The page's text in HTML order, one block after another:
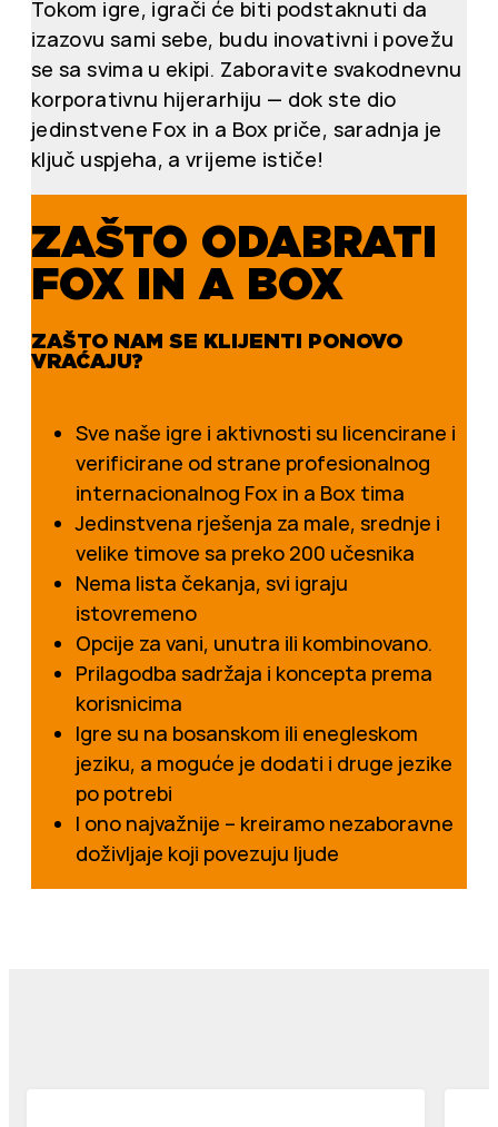
Tokom igre, igrači će biti podstaknuti da
izazovu sami sebe, budu inovativni i povežu
se sa svima u ekipi. Zaboravite svakodnevnu
korporativnu hijerarhiju — dok ste dio
jedinstvene Fox in a Box priče, saradnja je
ključ uspjeha, a vrijeme ističe!
ZAŠTO ODABRATI
FOX IN A BOX
ZAŠTO NAM SE KLIJENTI PONOVO
VRAĆAJU?
Sve naše igre i aktivnosti su licencirane i
verificirane od strane profesionalnog
internacionalnog Fox in a Box tima
Jedinstvena rješenja za male, srednje i
velike timove sa preko 200 učesnika
Nema lista čekanja, svi igraju
istovremeno
Opcije za vani, unutra ili kombinovano.
Prilagodba sadržaja i koncepta prema
korisnicima
Igre su na bosanskom ili enegleskom
jeziku, a moguće je dodati i druge jezike
po potrebi
I ono najvažnije – kreiramo nezaboravne
doživljaje koji povezuju ljude